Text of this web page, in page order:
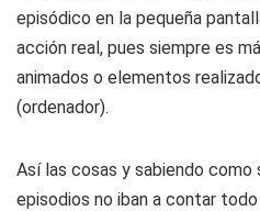
episódico en la pequeña
acción real, pues siempre es
animados o elementos
(ordenador).
Así las cosas y sabiendo
episodios no iban a contar